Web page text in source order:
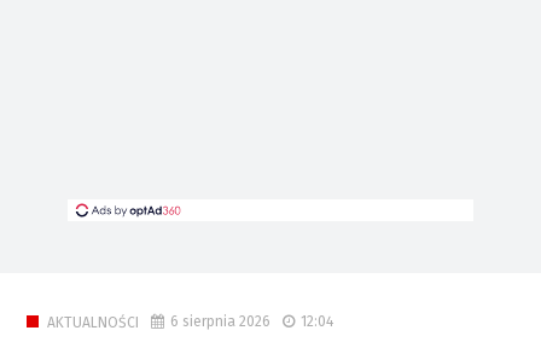
AKTUALNOŚCI 6 sierpnia 2026 12:04